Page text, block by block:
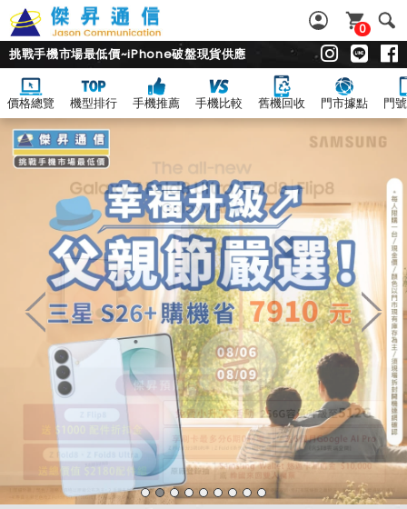
0
挑戰手機市場最低價~iPhone破盤現貨供應
價格總覽 機型排行 手機推薦 手機比較 舊機回收 門市據點 門